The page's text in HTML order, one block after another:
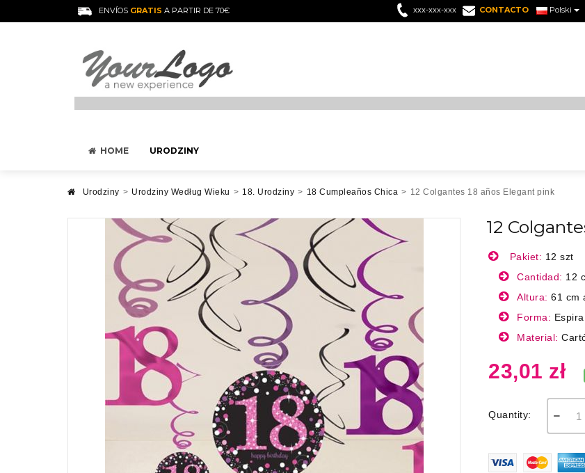
ENVÍOS GRATIS A PARTIR DE 70€ xxx-xxx-xxx CONTACTO Polski
HOME URODZINY
Urodziny > Urodziny Według Wieku > 18. Urodziny > 18 Cumpleaños Chica > 12 Colgantes 18 años Elegant pink
12
Pakiet: 12 szt
Cantidad: 12
Altura: 61 cm
Forma:
Material:
23,01 zł
Quantity: